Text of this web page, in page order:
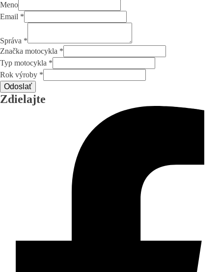
Meno
Email *
Správa *
Značka motocykla *
Typ motocykla *
Rok výroby *
Odoslať
Zdielajte